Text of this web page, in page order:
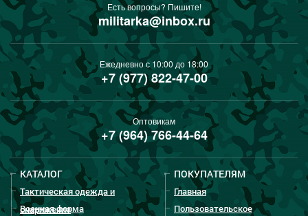
Есть вопросы? Пишите!
militarka@inbox.ru
Ежедневно с 10:00 до 18:00
+7 (977) 822-47-00
Оптовикам
+7 (964) 766-44-64
КАТАЛОГ
Тактическая одежда и
снаряжение
Военная форма
ПОКУПАТЕЛЯМ
Главная
Пользовательское